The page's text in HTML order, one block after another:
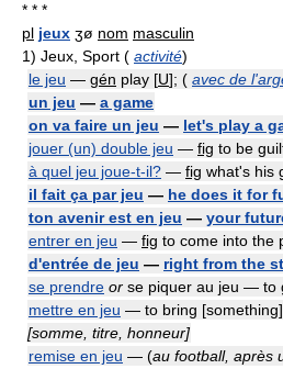
* * *
pl jeux ʒø nom masculin
1) Jeux, Sport ( activité)
le jeu — gén play [U]; ( avec de
un jeu — a game
on va faire un jeu — let's play a
jouer (un) double jeu — fig to be
à quel jeu joue-t-il? — fig what's his
il fait ça par jeu — he does it for
ton avenir est en jeu — your
entrer en jeu — fig to come into the
d'entrée de jeu — right from the
se prendre or se piquer au jeu — to
mettre en jeu — to bring
[somme, titre, honneur]
remise en jeu — (au football, après